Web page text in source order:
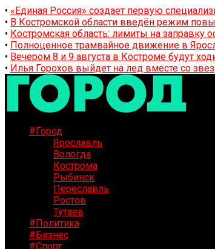
• «Единая Россия» создает первую
• В Костромской области введён режим
• Костромская область: лимиты на заправку
• Полноценное трамвайное движение в
• Вечером 8 и 9 августа в Костроме будут
• Илья Горохов выйдет на лед вместе со
#Город
Ярославль
Вологда
Кострома
Рыбинск
Переславль
Ростов
Тутаев
#Политика
#Бизнес
#Спорт